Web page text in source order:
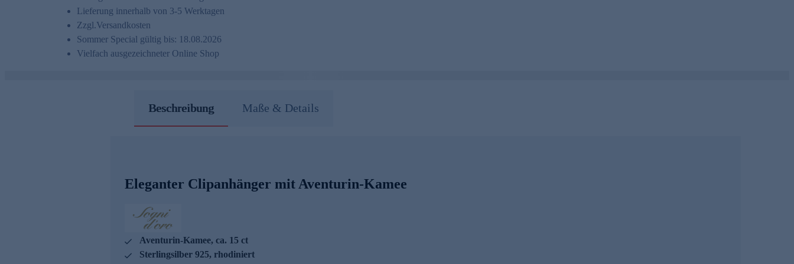
Lieferung innerhalb von 3-5 Werktagen
Zzgl.Versandkosten
Sommer Special gültig bis: 18.08.2026
Vielfach ausgezeichneter Online Shop
Beschreibung Maße & Details
Eleganter Clipanhänger mit Aventurin-Kamee
Aventurin-Kamee, ca. 15 ct
Sterlingsilber 925, rhodiniert